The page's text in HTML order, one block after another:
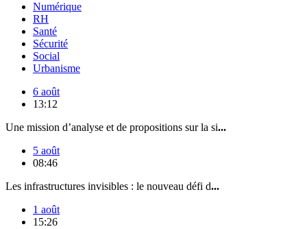
Numérique
RH
Santé
Sécurité
Social
Urbanisme
6 août
13:12
Une mission d’analyse et de propositions sur la si...
5 août
08:46
Les infrastructures invisibles : le nouveau défi d...
1 août
15:26